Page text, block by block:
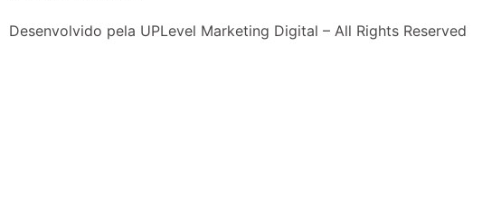
Desenvolvido pela UPLevel Marketing Digital – All Rights Reserved